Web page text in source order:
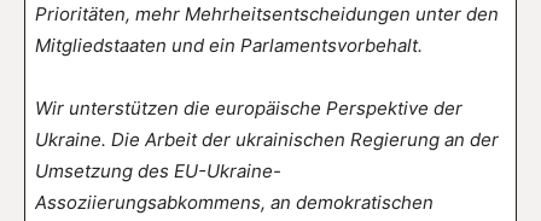
Prioritäten, mehr Mehrheitsentscheidungen unter den
Mitgliedstaaten und ein Parlamentsvorbehalt.
Wir unterstützen die europäische Perspektive der
Ukraine. Die Arbeit der ukrainischen Regierung an der
Umsetzung des EU-Ukraine-
Assoziierungsabkommens, an demokratischen